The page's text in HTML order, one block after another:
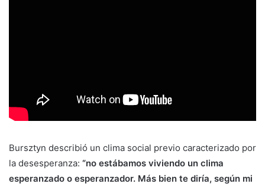
Bursztyn describió un clima social previo caracterizado por
la desesperanza: “no estábamos viviendo un clima
esperanzado o esperanzador. Más bien te diría, según mi